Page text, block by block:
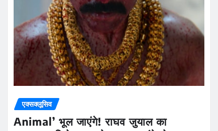
एक्सक्लूसिव
Animal’ भूल जाएंगे! राघव जुयाल का